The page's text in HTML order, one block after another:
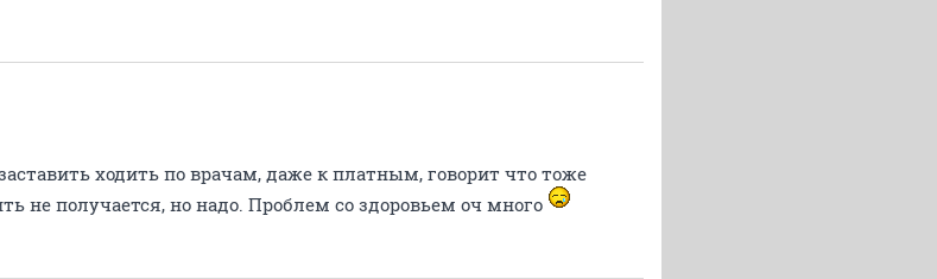
ходить по врачам, даже к платным, говорит что тоже
не получается, но надо. Проблем со здоровьем оч много